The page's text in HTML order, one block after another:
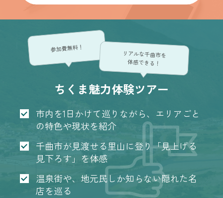
参加費無料！
リアルな千曲市を
体感できる！
ちくま魅力体験ツアー
市内を1日かけて巡りながら、エリアごと
の特色や現状を紹介
千曲市が見渡せる里山に登り「見上げる
見下ろす」を体感
温泉街や、地元民しか知らない隠れた名
店を巡る